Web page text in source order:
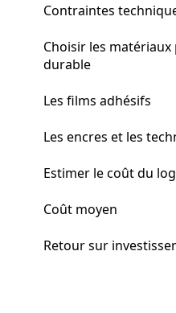
Contraintes
Choisir les
durable
Les films adhésifs
Les encres et les
Estimer le coût du
Coût moyen
Retour sur